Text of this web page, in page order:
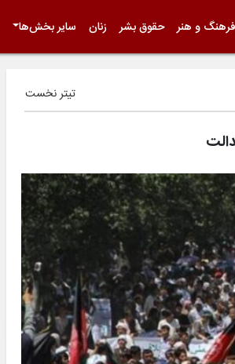
فرهنگ و هنر حقوق بشر زنان سایر بخش‌ها
تیتر نخست